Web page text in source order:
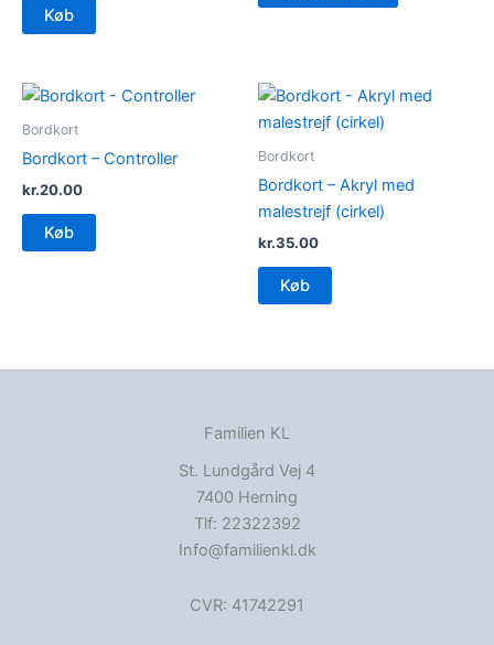
Køb
Bordkort
Bordkort – Controller
kr.20.00
Køb
Bordkort
Bordkort – Akryl med
malestrejf (cirkel)
kr.35.00
Køb
Familien KL
St. Lundgård Vej 4
7400 Herning
Tlf: 22322392
Info@familienkl.dk
CVR: 41742291